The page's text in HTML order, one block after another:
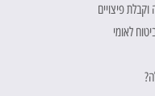
פיצויים
לאומי